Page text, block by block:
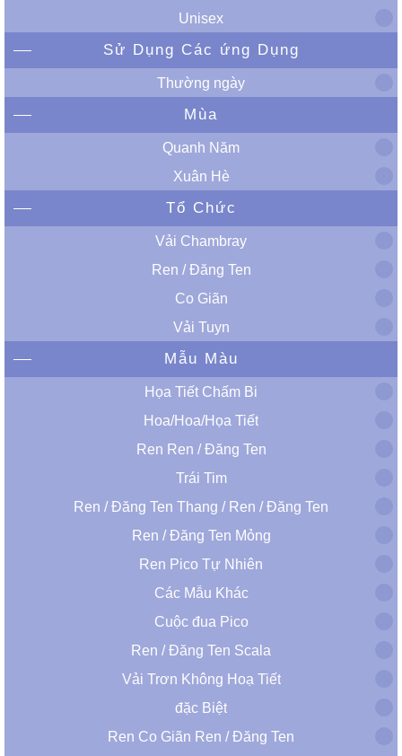
Unisex
Sử Dụng Các ứng Dụng
Thường ngày
Mùa
Quanh Năm
Xuân Hè
Tổ Chức
Vải Chambray
Ren / Đăng Ten
Co Giãn
Vải Tuyn
Mẫu Màu
Họa Tiết Chấm Bi
Hoa/Hoa/Họa Tiết
Ren Ren / Đăng Ten
Trái Tim
Ren / Đăng Ten Thang / Ren / Đăng Ten
Ren / Đăng Ten Mỏng
Ren Pico Tự Nhiên
Các Mẫu Khác
Cuộc đua Pico
Ren / Đăng Ten Scala
Vải Trơn Không Hoạ Tiết
đặc Biệt
Ren Co Giãn Ren / Đăng Ten